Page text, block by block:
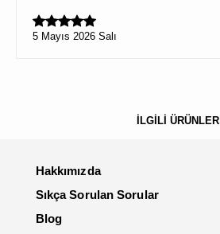
5 Mayıs 2026 Salı
İLGİLİ ÜRÜNLER
Hakkımızda
Sıkça Sorulan Sorular
Blog